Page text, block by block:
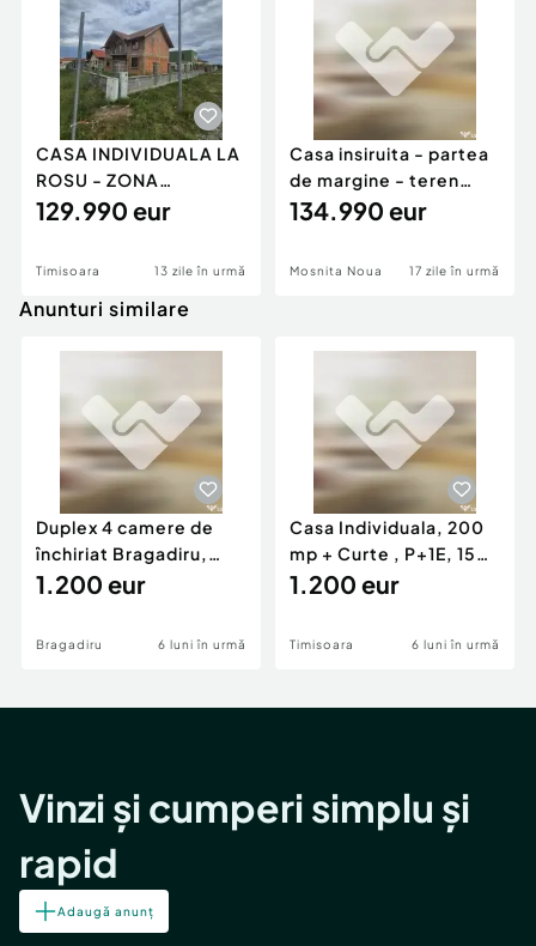
Mircea cel Batran
Potrivita pentru locuinta de mari dimensiuni sau
activitati comerciale / administrative
DISPONIBILA SI PENTRU VANZARE LA PRETUL DE
799.900 EURO
Număr Băi: 4
Nr. locuri parcare:5-10
Apă
Canalizare
CASA INDIVIDUALA LA
ROSU - ZONA
EXCELENTA URSENI -
129.990 eur
Timisoara 13 zile în urmă
Casa insiruita - partea
de margine - teren
90mp - toate util
134.990 eur
Mosnita Noua 17 zile în urmă
Anunturi similare
Duplex 4 camere de
închiriat Bragadiru,
curte 100 mp, pa...
1.200 eur
Bragadiru 6 luni în urmă
Casa Individuala, 200
mp + Curte , P+1E, 150
mp, zona Girocu
1.200 eur
Timisoara 6 luni în urmă
Vinzi și cumperi simplu și
rapid
Adaugă anunț